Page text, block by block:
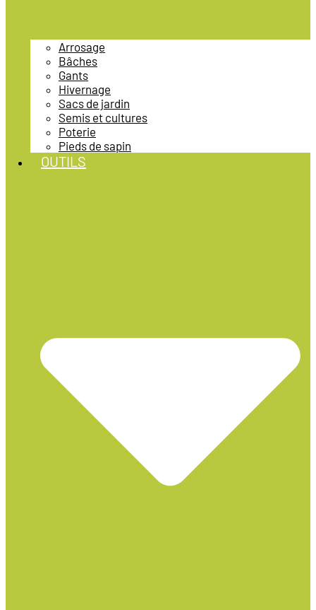
Arrosage
Bâches
Gants
Hivernage
Sacs de jardin
Semis et cultures
Poterie
Pieds de sapin
OUTILS